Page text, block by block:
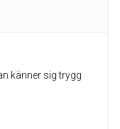
känner sig trygg